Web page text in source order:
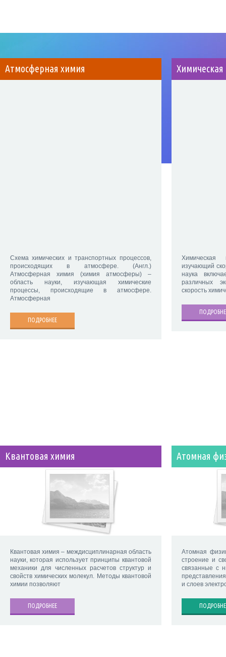
Атмосферная химия
Схема химических и транспортных процессов,
происходящих в атмосфере. (Англ.)
Атмосферная химия (химия атмосферы) –
область науки, изучающая химические
процессы, происходящие в атмосфере.
Атмосферная
ПОДРОБНЕЕ
изучающий
наука
различных
скорость
Квантовая химия
Квантовая химия – междисциплинарная область
науки, которая использует принципы квантовой
механики для численных расчетов структур и
свойств химических молекул. Методы квантовой
химии позволяют
ПОДРОБНЕЕ
Атомная
Атомная
строение и
связанные с
и слоев